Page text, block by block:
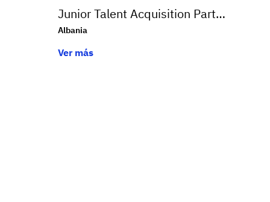
Junior Talent Acquisition Partner
Albania
Ver más